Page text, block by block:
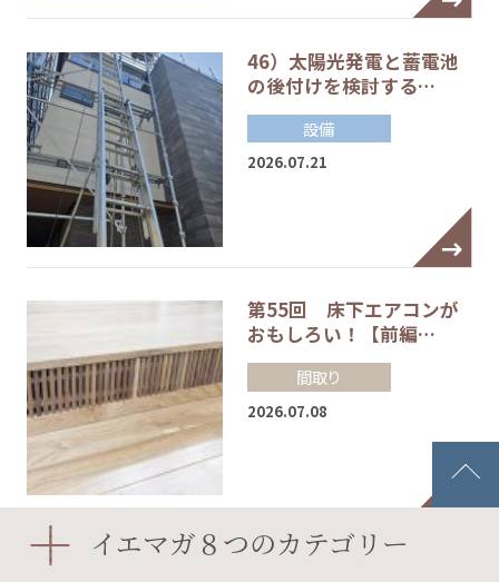
46）太陽光発電と蓄電池
の後付けを検討する…
設備
2026.07.21
第55回 床下エアコンが
おもしろい！【前編…
間取り
2026.07.08
サンゲツ【後編】／住ま
イエマガ８つのカテゴリー